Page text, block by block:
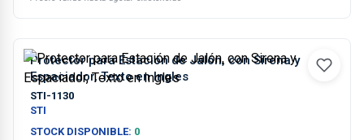
Protector para Estación de Jalón, con Sirena y
Espaciador, Texto en Ingles
STI-1130
STI
STOCK DISPONIBLE: 0